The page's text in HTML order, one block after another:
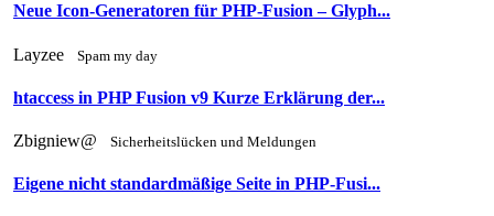
Neue Icon-Generatoren für PHP-Fusion – Glyph...
Layzee Spam my day
htaccess in PHP Fusion v9 Kurze Erklärung der...
Zbigniew@ Sicherheitslücken und Meldungen
Eigene nicht standardmäßige Seite in PHP-Fusi...